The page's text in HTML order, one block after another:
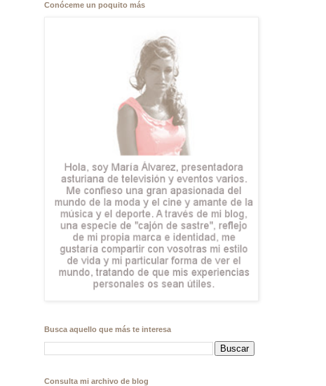
Conóceme un poquito más
Busca aquello que más te interesa
Consulta mi archivo de blog